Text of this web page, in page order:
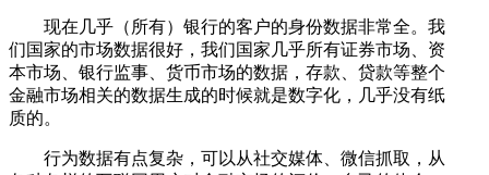
现在几乎（所有）银行的客户的身份数据非常全。我
们国家的市场数据很好，我们国家几乎所有证券市场、资
本市场、银行监事、货币市场的数据，存款、贷款等整个
金融市场相关的数据生成的时候就是数字化，几乎没有纸
质的。
行为数据有点复杂，可以从社交媒体、微信抓取，从